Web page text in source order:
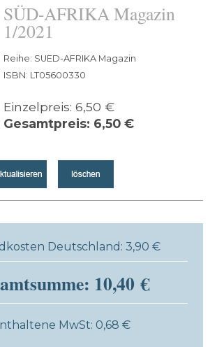
SÜD-AFRIKA Magazin
1/2021
Reihe: SUED-AFRIKA Magazin
ISBN: LT05600330
Einzelpreis: 6,50 €
Gesamtpreis: 6,50 €
Deutschland: 3,90 €
10,40 €
MwSt: 0,68 €